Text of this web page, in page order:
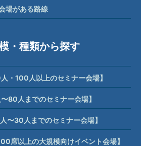
場がある路線
・種類から探す
・100人以上のセミナー会場】
80人までのセミナー会場】
〜30人までのセミナー会場】
席以上の大規模向けイベント会場】